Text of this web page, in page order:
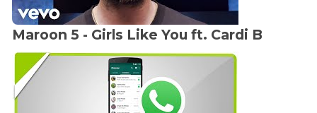
Maroon 5 - Girls Like You ft. Cardi B